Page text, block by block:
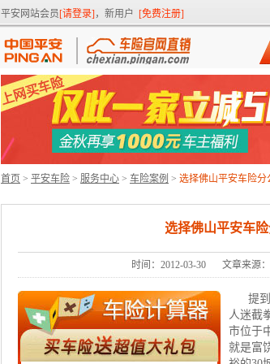
平安网站会员[请登录] ，新用户 [免费注册]
首页 > 平安车险 > 服务中心 > 车险案例 > 选择佛山平安车险
选择佛山平安车
时间：2012-03-30 文章来源：
提
人迷截
市位于
就是富